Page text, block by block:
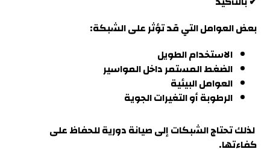
بعض العوامل التي قد تؤثر على الشبكة:
الاستخدام الطويل
الضغط المستمر داخل المواسير
العوامل البيئية
الرطوبة أو التغيرات الجوية
لذلك تحتاج الشبكات إلى صيانة دورية للحفاظ على
كفاءتها.